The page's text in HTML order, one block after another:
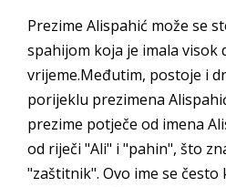
Prezime Alispahić može se
spahijom koja je imala
vrijeme.Međutim, postoje i
porijeklu prezimena
prezime potječe od imena
od riječi "Ali" i "pahin", što
"zaštitnik". Ovo ime se